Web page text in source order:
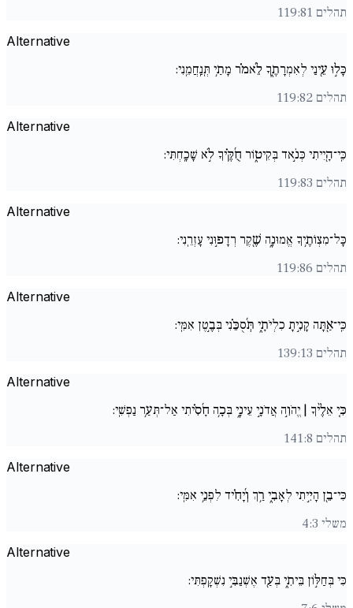
תהלים 119:81
Alternative
כָּל֣וּ עֵ֖ינַי לְאִמְרָתֶ֑ךָ לֵ֜אמֹ֗ר מָתַ֥י תְּֽנַֽחֲמֵֽנִי:
תהלים 119:82
Alternative
כִּֽי־הָ֖יִיתִי כְּנֹ֣אד בְּקִיט֑וֹר חֻ֜קֶּ֗יךָ לֹ֣א שָׁכָֽחְתִּי:
תהלים 119:83
Alternative
כָּל־מִצְו‍ֹתֶ֥יךָ אֱמוּנָ֑ה שֶׁ֖קֶר רְדָפ֣וּנִי עָזְרֵֽנִי:
תהלים 119:86
Alternative
כִּֽי־אַ֖תָּה קָנִ֣יתָ כִלְיֹתָ֑י תְּ֜סֻכֵּ֗נִי בְּבֶ֣טֶן אִמִּֽי:
תהלים 139:13
Alternative
כִּ֚י אֵלֶ֨יךָ | יֱהֹוִ֣ה אֲדֹנָ֣י עֵינָ֑י בְּכָ֥ה חָ֜סִ֗יתִי אַל־תְּעַ֥ר נַפְשִֽׁי:
תהלים 141:8
Alternative
כִּי־בֵ֖ן הָיִ֣יתִי לְאָבִ֑י רַ֥ךְ וְ֜יָחִ֗יד לִפְנֵ֥י אִמִּֽי:
משלי 4:3
Alternative
כִּי בְּחַלּ֣וֹן בֵּיתִ֑י בְּעַ֖ד אֶשְׁנַבִּ֣י נִשְׁקָֽפְתִּי: